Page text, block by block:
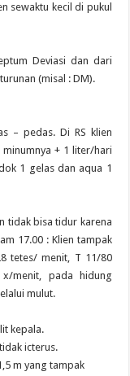
sewaktu kecil di pukul
Deviasi dan dari
(misal : DM).
– pedas. Di RS klien
+ 1 liter/hari
1 gelas dan aqua 1
tidak bisa tidur karena
17.00 : Klien tampak
tetes/ menit, T 11/80
menit, pada hidung
mulut.
kepala.
icterus.
m yang tampak